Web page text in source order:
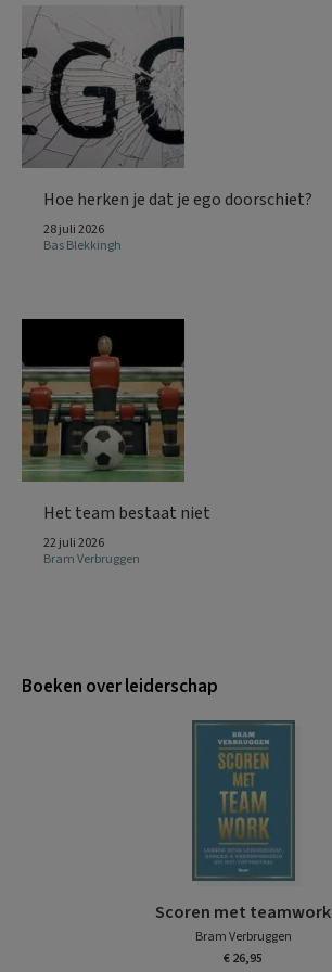
Hoe herken je dat je ego doorschiet?
28 juli 2026
Bas Blekkingh
Het team bestaat niet
22 juli 2026
Bram Verbruggen
Boeken over leiderschap
Scoren met teamwork
Bram Verbruggen
€ 26,95